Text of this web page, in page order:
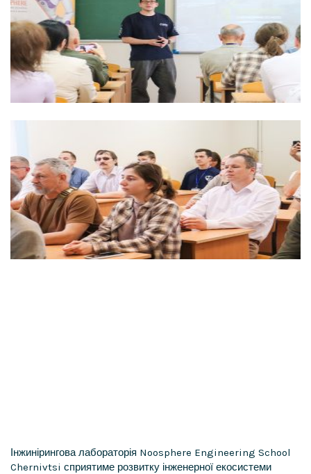
Інжинірингова лабораторія Noosphere Engineering School
Chernivtsi сприятиме розвитку інженерної екосистеми